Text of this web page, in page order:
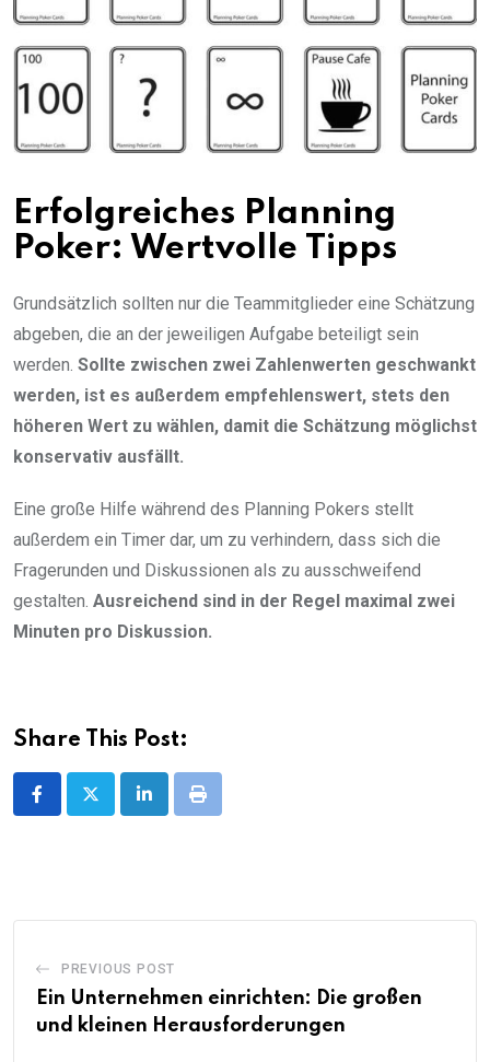
Erfolgreiches Planning
Poker: Wertvolle Tipps
Grundsätzlich sollten nur die Teammitglieder eine Schätzung
abgeben, die an der jeweiligen Aufgabe beteiligt sein
werden. Sollte zwischen zwei Zahlenwerten geschwankt
werden, ist es außerdem empfehlenswert, stets den
höheren Wert zu wählen, damit die Schätzung möglichst
konservativ ausfällt.
Eine große Hilfe während des Planning Pokers stellt
außerdem ein Timer dar, um zu verhindern, dass sich die
Fragerunden und Diskussionen als zu ausschweifend
gestalten. Ausreichend sind in der Regel maximal zwei
Minuten pro Diskussion.
Share This Post:
LinkedInPrint
PREVIOUS POST
Ein Unternehmen einrichten: Die großen
und kleinen Herausforderungen